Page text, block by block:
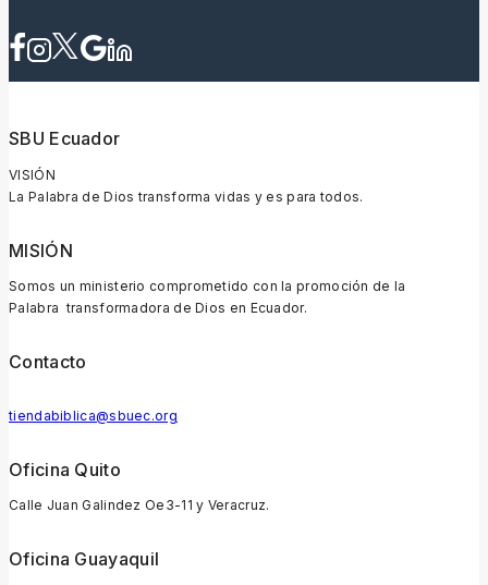
SBU Ecuador
VISIÓN
La Palabra de Dios transforma vidas y es para todos.
MISIÓN
Somos un ministerio comprometido con la promoción de la
Palabra transformadora de Dios en Ecuador.
Contacto
tiendabiblica@sbuec.org
Oficina Quito
Calle Juan Galindez Oe3-11 y Veracruz.
Oficina Guayaquil